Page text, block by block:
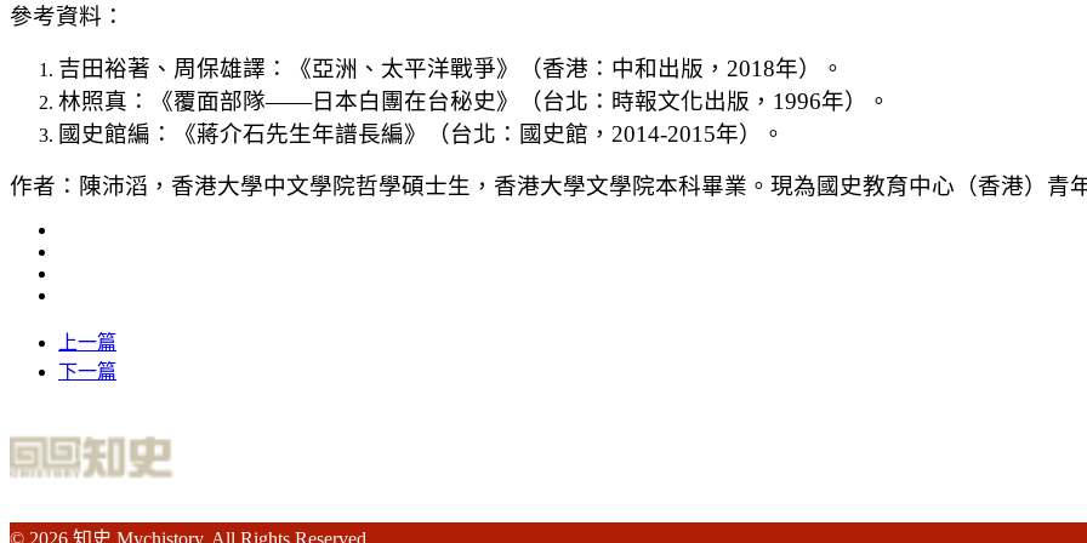
參考資料：
吉田裕著、周保雄譯：《亞洲、太平洋戰爭》（香港：中和出版，2018年）。
林照真：《覆面部隊——日本白團在台秘史》（台北：時報文化出版，1996年）。
國史館編：《蔣介石先生年譜長編》（台北：國史館，2014-2015年）。
作者：陳沛滔，香港大學中文學院哲學碩士生，香港大學文學院本科畢業。現為國史教育中心（香港）青
上一篇
下一篇
© 2026 知史 Mychistory. All Rights Reserved